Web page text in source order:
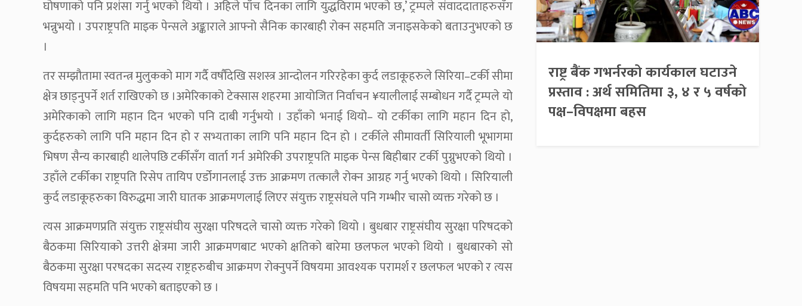
घोषणाको पनि प्रशंसा गर्नु भएको थियो । अहिले पाँच दिनका लागि युद्धविराम भएको छ,’ ट्रम्पले संवाददाताहरुसँग
भन्नुभयो । उपराष्ट्रपति माइक पेन्सले अङ्काराले आफ्नो सैनिक कारबाही रोक्न सहमति जनाइसकेको बताउनुभएको छ
।
तर सम्झौतामा स्वतन्त्र मुलुकको माग गर्दै वर्षौंदेखि सशस्त्र आन्दोलन गरिरहेका कुर्द लडाकूहरुले सिरिया–टर्की सीमा
क्षेत्र छाड्नुपर्ने शर्त राखिएको छ ।अमेरिकाको टेक्सास शहरमा आयोजित निर्वाचन ¥यालीलाई सम्बोधन गर्दै ट्रम्पले यो
अमेरिकाको लागि महान दिन भएको पनि दाबी गर्नुभयो । उहाँको भनाई थियो– यो टर्कीका लागि महान दिन हो,
कुर्दहरुको लागि पनि महान दिन हो र सभ्यताका लागि पनि महान दिन हो । टर्कीले सीमावर्ती सिरियाली भूभागमा
भिषण सैन्य कारबाही थालेपछि टर्कीसँग वार्ता गर्न अमेरिकी उपराष्ट्रपति माइक पेन्स बिहीबार टर्की पुग्नुभएको थियो ।
उहाँले टर्कीका राष्ट्रपति रिसेप तायिप एर्डोगानलाई उक्त आक्रमण तत्कालै रोक्न आग्रह गर्नु भएको थियो । सिरियाली
कुर्द लडाकूहरुका विरुद्धमा जारी घातक आक्रमणलाई लिएर संयुक्त राष्ट्रसंघले पनि गम्भीर चासो व्यक्त गरेको छ ।
त्यस आक्रमणप्रति संयुक्त राष्ट्रसंघीय सुरक्षा परिषदले चासो व्यक्त गरेको थियो । बुधबार राष्ट्रसंघीय सुरक्षा परिषदको
बैठकमा सिरियाको उत्तरी क्षेत्रमा जारी आक्रमणबाट भएको क्षतिको बारेमा छलफल भएको थियो । बुधबारको सो
बैठकमा सुरक्षा परषदका सदस्य राष्ट्रहरुबीच आक्रमण रोक्नुपर्ने विषयमा आवश्यक परामर्श र छलफल भएको र त्यस
विषयमा सहमति पनि भएको बताइएको छ ।
राष्ट्र बैंक गभर्नरको कार्यकाल घटाउने
प्रस्ताव : अर्थ समितिमा ३, ४ र ५ वर्षको
पक्ष–विपक्षमा बहस